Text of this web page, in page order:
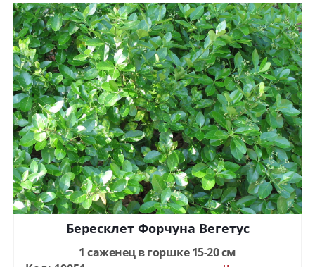
Бересклет Форчуна Вегетус
1 саженец в горшке 15-20 см